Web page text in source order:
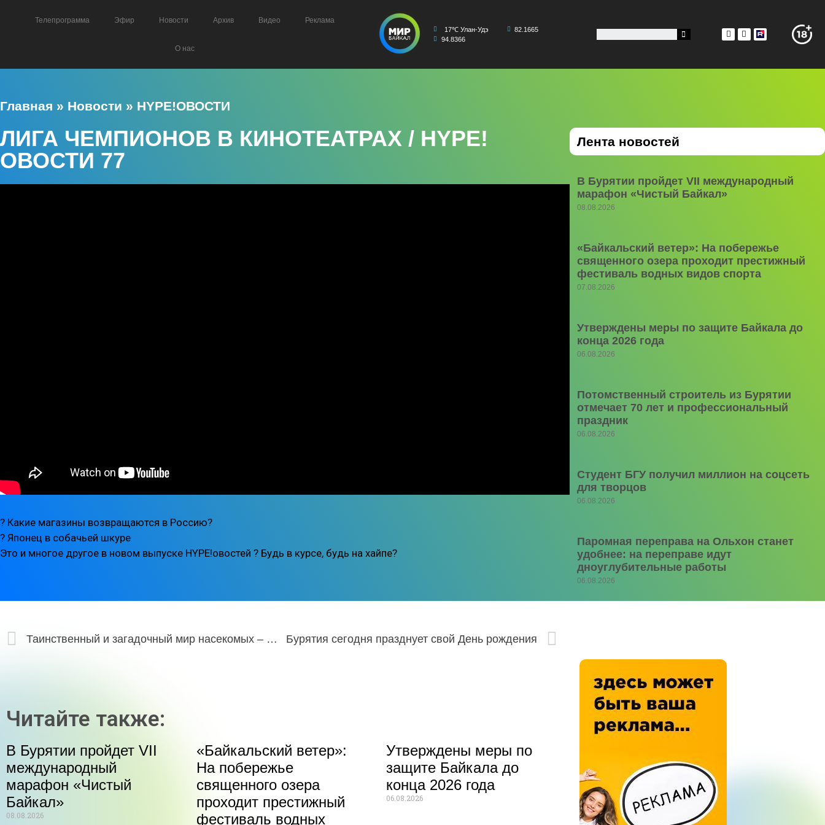
Телепрограмма Эфир Новости Архив Видео Реклама
О нас
17℃ Улан-Удэ
82.1665
94.8366
Главная » Новости » HYPE!ОВОСТИ
ЛИГА ЧЕМПИОНОВ В КИНОТЕАТРАХ / HYPE!
ОВОСТИ 77
? Какие магазины возвращаются в Россию?
? Японец в собачьей шкуре
Это и многое другое в новом выпуске HYPE!овостей ? Будь в курсе, будь на хайпе?
Лента новостей
В Бурятии пройдет VII международный
марафон «Чистый Байкал»
08.08.2026
«Байкальский ветер»: На побережье
священного озера проходит престижный
фестиваль водных видов спорта
07.08.2026
Утверждены меры по защите Байкала до
конца 2026 года
06.08.2026
Потомственный строитель из Бурятии
отмечает 70 лет и профессиональный
праздник
06.08.2026
Студент БГУ получил миллион на соцсеть
для творцов
06.08.2026
Паромная переправа на Ольхон станет
удобнее: на переправе идут
дноуглубительные работы
06.08.2026
Таинственный и загадочный мир насекомых – на выставке «Шестиногие соседи» Бурятия сегодня празднует свой День рождения
Читайте также:
В Бурятии пройдет VII
международный
марафон «Чистый
Байкал»
08.08.2026
«Байкальский ветер»:
На побережье
священного озера
проходит престижный
фестиваль водных
Утверждены меры по
защите Байкала до
конца 2026 года
06.08.2026